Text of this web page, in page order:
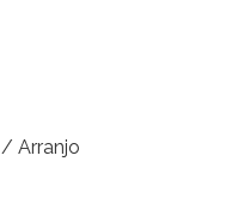
/ Arranjo